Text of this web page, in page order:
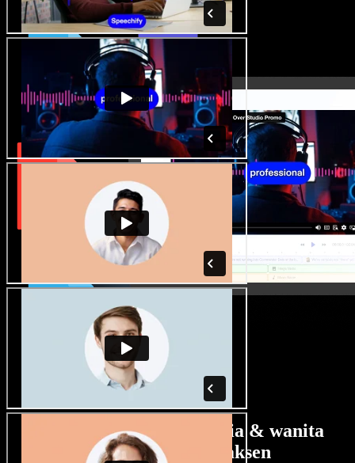
Banyak pilihan suara pria & wanita
dengan berbagai aksen